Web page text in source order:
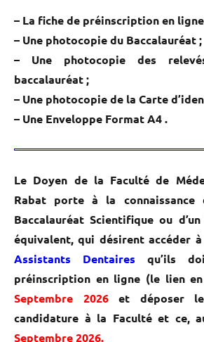
– La fiche de préinscription en
– Une photocopie du Baccalauréat ;
– Une photocopie des
baccalauréat ;
– Une photocopie de la Carte
– Une Enveloppe Format A4 .
Le Doyen de la Faculté de
Rabat porte à la
Baccalauréat Scientifique ou
équivalent, qui désirent accéder
Assistants Dentaires qu’ils
préinscription en ligne (le lien
Septembre 2026et déposer
candidature à la Faculté et ce,
Septembre 2026.